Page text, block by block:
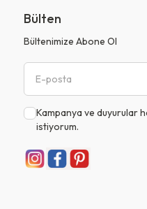
Bülten
Bültenimize Abone Ol
Kampanya ve duyurular
istiyorum.